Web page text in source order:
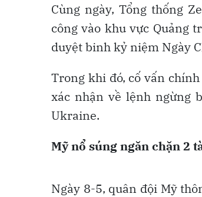
Cùng ngày, Tổng thống
công vào khu vực Quảng
duyệt binh kỷ niệm Ngày
Trong khi đó, cố vấn
xác nhận về lệnh ngừng
Ukraine.
Mỹ nổ súng ngăn chặn 2
Ngày 8-5, quân đội Mỹ